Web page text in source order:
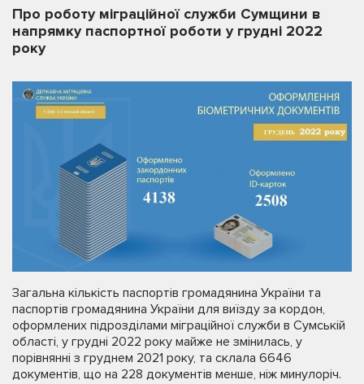
Про роботу міграційної служби Сумщини в
напрямку паспортної роботи у грудні 2022
року
Загальна кількість паспортів громадянина України та
паспортів громадянина України для виїзду за кордон,
оформлених підрозділами міграційної служби в Сумській
області, у грудні 2022 року майже не змінилась, у
порівнянні з груднем 2021 року, та склала 6646
документів, що на 228 документів менше, ніж минулоріч.